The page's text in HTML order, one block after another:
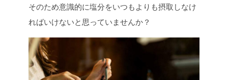
k
k
そのため意識的に塩分をいつもよりも摂取しなけ
ればいけないと思っていませんか？